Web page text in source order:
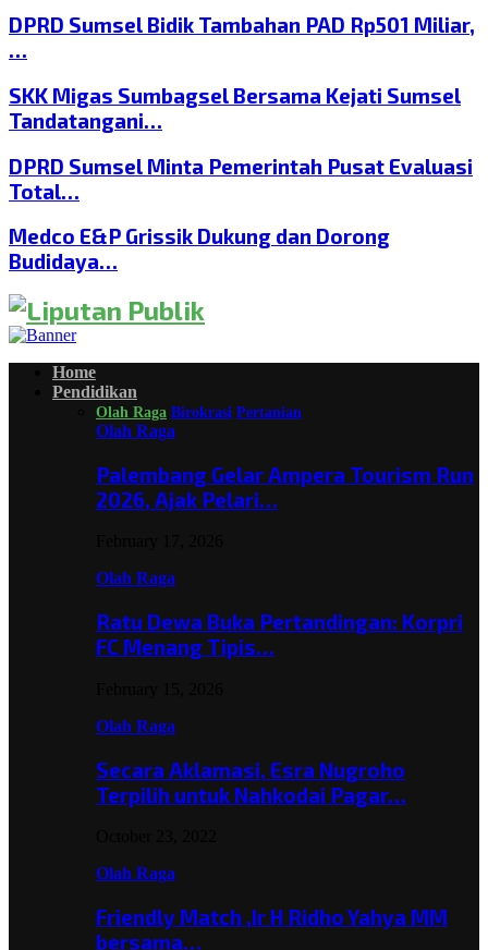
DPRD Sumsel Bidik Tambahan PAD Rp501 Miliar,
…
SKK Migas Sumbagsel Bersama Kejati Sumsel
Tandatangani…
DPRD Sumsel Minta Pemerintah Pusat Evaluasi
Total…
Medco E&P Grissik Dukung dan Dorong
Budidaya…
Home
Pendidikan
Olah Raga Birokrasi Pertanian
Olah Raga
Palembang Gelar Ampera Tourism Run
2026, Ajak Pelari…
Olah Raga
Ratu Dewa Buka Pertandingan: Korpri
FC Menang Tipis…
Olah Raga
Secara Aklamasi, Esra Nugroho
Terpilih untuk Nahkodai Pagar…
Olah Raga
Friendly Match ,Ir H Ridho Yahya MM
bersama…